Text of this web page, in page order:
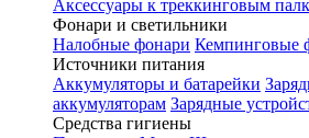
Аксессуары к треккинговым
Фонари и светильники
Налобные фонари Кемпинговые
Источники питания
Аккумуляторы и батарейки
аккумуляторам Зарядные
Средства гигиены